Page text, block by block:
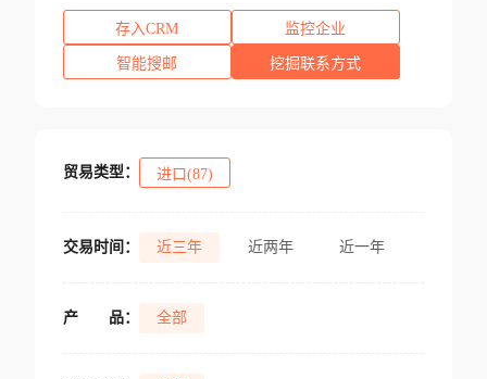
存入CRM 监控企业
智能搜邮 挖掘联系方式
贸易类型： 进口(87)
交易时间： 近三年 近两年 近一年
产 品： 全部